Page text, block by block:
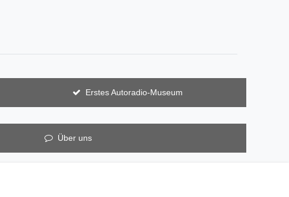
Erstes Autoradio-Museum
Über uns